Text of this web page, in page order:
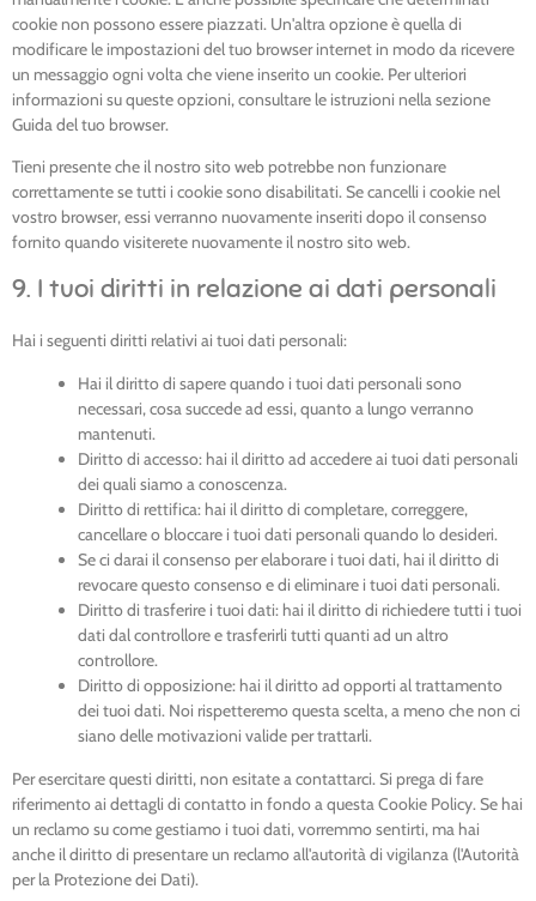
cookie non possono essere piazzati. Un'altra opzione è quella di
modificare le impostazioni del tuo browser internet in modo da ricevere
un messaggio ogni volta che viene inserito un cookie. Per ulteriori
informazioni su queste opzioni, consultare le istruzioni nella sezione
Guida del tuo browser.
Tieni presente che il nostro sito web potrebbe non funzionare
correttamente se tutti i cookie sono disabilitati. Se cancelli i cookie nel
vostro browser, essi verranno nuovamente inseriti dopo il consenso
fornito quando visiterete nuovamente il nostro sito web.
9. I tuoi diritti in relazione ai dati personali
Hai i seguenti diritti relativi ai tuoi dati personali:
Hai il diritto di sapere quando i tuoi dati personali sono
necessari, cosa succede ad essi, quanto a lungo verranno
mantenuti.
Diritto di accesso: hai il diritto ad accedere ai tuoi dati personali
dei quali siamo a conoscenza.
Diritto di rettifica: hai il diritto di completare, correggere,
cancellare o bloccare i tuoi dati personali quando lo desideri.
Se ci darai il consenso per elaborare i tuoi dati, hai il diritto di
revocare questo consenso e di eliminare i tuoi dati personali.
Diritto di trasferire i tuoi dati: hai il diritto di richiedere tutti i tuoi
dati dal controllore e trasferirli tutti quanti ad un altro
controllore.
Diritto di opposizione: hai il diritto ad opporti al trattamento
dei tuoi dati. Noi rispetteremo questa scelta, a meno che non ci
siano delle motivazioni valide per trattarli.
Per esercitare questi diritti, non esitate a contattarci. Si prega di fare
riferimento ai dettagli di contatto in fondo a questa Cookie Policy. Se hai
un reclamo su come gestiamo i tuoi dati, vorremmo sentirti, ma hai
anche il diritto di presentare un reclamo all'autorità di vigilanza (l'Autorità
per la Protezione dei Dati).